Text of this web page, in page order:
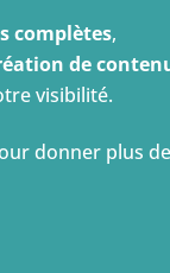
complètes,
de
visibilité.
donner plus